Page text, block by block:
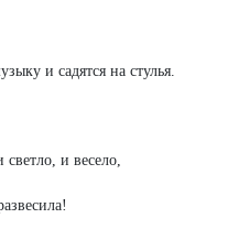
и садятся на стулья.
и весело,